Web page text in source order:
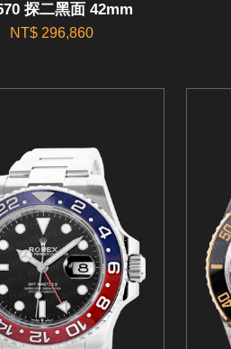
探二黑面 42mm
NT$ 296,860